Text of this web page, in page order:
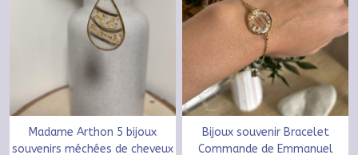
Madame Arthon 5 bijoux
souvenirs méchées de cheveux
Bijoux souvenir Bracelet
Commande de Emmanuel